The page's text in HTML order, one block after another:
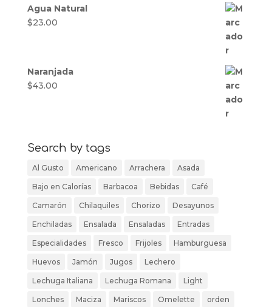
Agua Natural
$23.00
Naranjada
$43.00
Search by tags
Al Gusto Americano Arrachera Asada
Bajo en Calorías Barbacoa Bebidas Café
Camarón Chilaquiles Chorizo Desayunos
Enchiladas Ensalada Ensaladas Entradas
Especialidades Fresco Frijoles Hamburguesa
Huevos Jamón Jugos Lechero
Lechuga Italiana Lechuga Romana Light
Lonches Maciza Mariscos Omelette orden